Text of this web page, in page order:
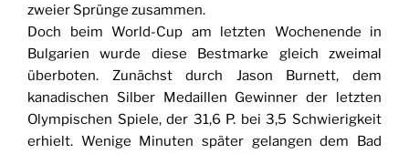
zweier Sprünge zusammen.
Doch beim World-Cup am letzten Wochenende in
Bulgarien wurde diese Bestmarke gleich zweimal
überboten. Zunächst durch Jason Burnett, dem
kanadischen Silber Medaillen Gewinner der letzten
Olympischen Spiele, der 31,6 P. bei 3,5 Schwierigkeit
erhielt. Wenige Minuten später gelangen dem Bad